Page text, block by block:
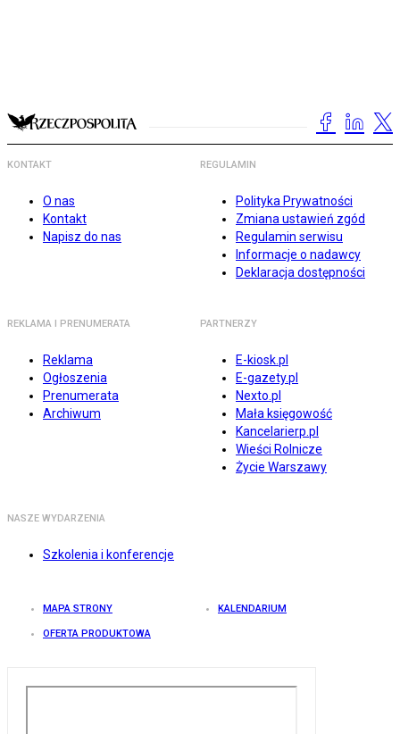
KONTAKT
O nas
Kontakt
Napisz do nas
REGULAMIN
Polityka Prywatności
Zmiana ustawień zgód
Regulamin serwisu
Informacje o nadawcy
Deklaracja dostępności
REKLAMA I PRENUMERATA
Reklama
Ogłoszenia
Prenumerata
Archiwum
PARTNERZY
E-kiosk.pl
E-gazety.pl
Nexto.pl
Mała księgowość
Kancelarierp.pl
Wieści Rolnicze
Życie Warszawy
NASZE WYDARZENIA
Szkolenia i konferencje
MAPA STRONY KALENDARIUM
OFERTA PRODUKTOWA